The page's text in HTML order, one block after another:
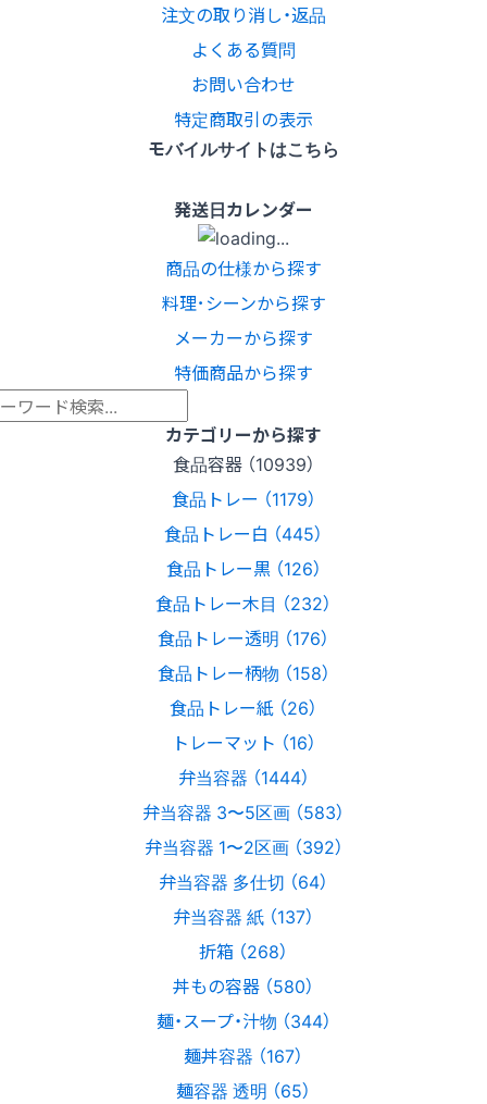
注文の取り消し・返品
よくある質問
お問い合わせ
特定商取引の表示
モバイルサイトはこちら
発送日カレンダー
商品の仕様から探す
料理･シーンから探す
メーカーから探す
特価商品から探す
カテゴリーから探す
食品容器 （10939）
食品トレー （1179）
食品トレー白 （445）
食品トレー黒 （126）
食品トレー木目 （232）
食品トレー透明 （176）
食品トレー柄物 （158）
食品トレー紙 （26）
トレーマット （16）
弁当容器 （1444）
弁当容器 3〜5区画 （583）
弁当容器 1〜2区画 （392）
弁当容器 多仕切 （64）
弁当容器 紙 （137）
折箱 （268）
丼もの容器 （580）
麺・スープ・汁物 （344）
麺丼容器 （167）
麺容器 透明 （65）